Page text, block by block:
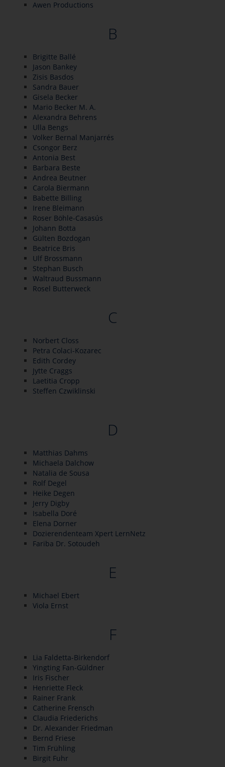
Awen Productions
B
Brigitte Ballé
Jason Bankey
Zisis Basdos
Sandra Bauer
Gisela Becker
Mario Becker M. A.
Alexandra Behrens
Ulla Bengs
Volker Bernal Manjarrés
Csongor Berz
Antonia Best
Barbara Beste
Andrea Beutner
Carola Biermann
Babette Billing
Irene Bleimann
Roser Böhle-Casasús
Johann Botta
Gülten Bozdogan
Beatrice Bris
Ulf Brossmann
Stephan Busch
Waltraud Bussmann
Rosel Butterweck
C
Norbert Closs
Petra Colaci-Kozarec
Edith Cordey
Jytte Craggs
Laetitia Cropp
Steffen Czwiklinski
D
Matthias Dahms
Michaela Dalchow
Natalia de Sousa
Rolf Degel
Heike Degen
Jerry Digby
Isabella Doré
Elena Dorner
Dozierendenteam Xpert LernNetz
Fariba Dr. Sotoudeh
E
Michael Ebert
Viola Ernst
F
Lia Faldetta-Birkendorf
Yingting Fan-Güldner
Iris Fischer
Henriette Fleck
Rainer Frank
Catherine Frensch
Claudia Friederichs
Dr. Alexander Friedman
Bernd Friese
Tim Frühling
Birgit Fuhr